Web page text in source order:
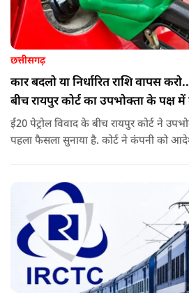
छत्तीसगढ़
कार बदलो या निर्धारित राशि वापस
बीच रायपुर कोर्ट का उपभोक्ता के पक्ष
ई20 पेट्रोल विवाद के बीच रायपुर कोर्ट ने
पहला फैसला सुनाया है. कोर्ट ने कंपनी को